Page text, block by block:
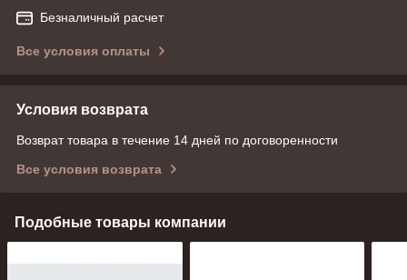
Безналичный расчет
Все условия оплаты
Условия возврата
Возврат товара в течение 14 дней по договоренности
Все условия возврата
Подобные товары компании